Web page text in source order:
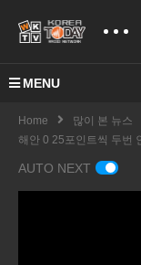
MENU
Home 많이 본 뉴스
해안 0 25포인트씩 두번
AUTO NEXT